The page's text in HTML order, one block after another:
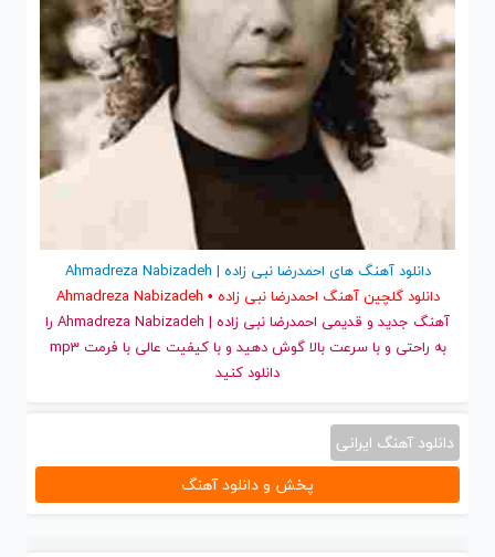
دانلود آهنگ های احمدرضا نبی زاده | Ahmadreza Nabizadeh
دانلود گلچین آهنگ احمدرضا نبی زاده • Ahmadreza Nabizadeh
آهنگ جدید
و قدیمی احمدرضا نبی زاده | Ahmadreza Nabizadeh را
به راحتی و با سرعت بالا گوش دهید و با کیفیت عالی با فرمت mp3
دانلود کنید
دانلود آهنگ ایرانی
پخش و دانلود آهنگ